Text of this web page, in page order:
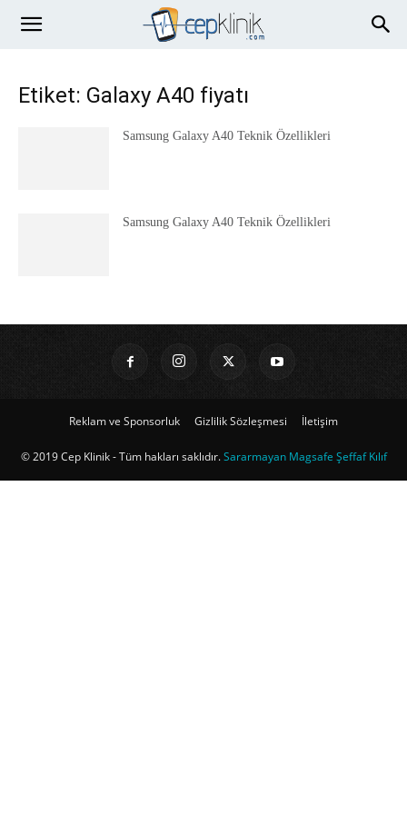
Etiket: Galaxy A40 fiyatı
Samsung Galaxy A40 Teknik Özellikleri
Samsung Galaxy A40 Teknik Özellikleri
Reklam ve Sponsorluk Gizlilik Sözleşmesi İletişim
© 2019 Cep Klinik - Tüm hakları saklıdır.Sararmayan Magsafe Şeffaf Kılıf